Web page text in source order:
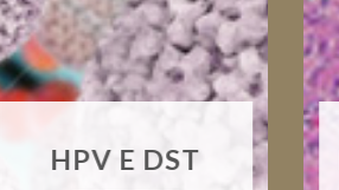
HPV E DST